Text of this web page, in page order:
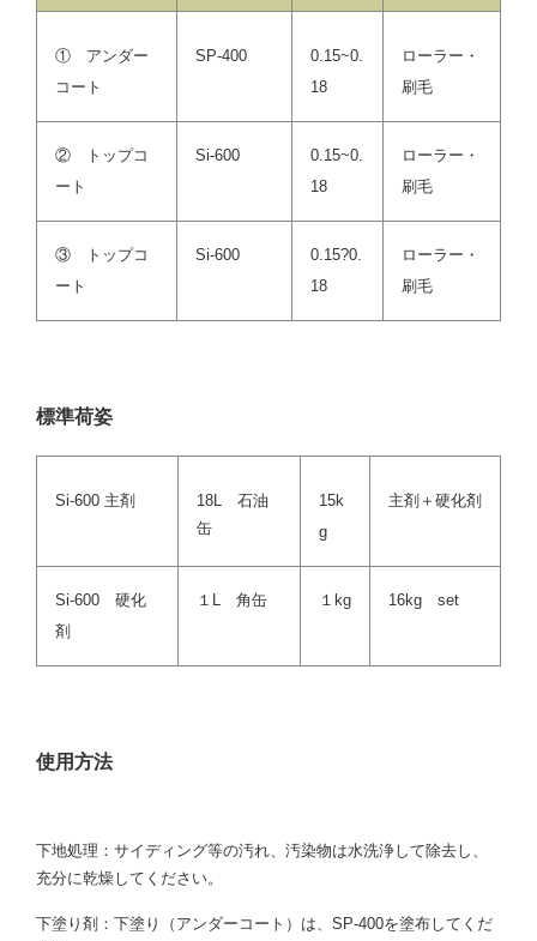
① アンダー
コート
SP-400
0.15~0.
18
ローラー・
刷毛
② トップコ
ート
Si-600
0.15~0.
18
ローラー・
刷毛
③ トップコ
ート
Si-600
0.15?0.
18
ローラー・
刷毛
標準荷姿
Si-600 主剤
18L 石油
缶
15k
g
主剤＋硬化剤
Si-600 硬化
剤
１L 角缶 １kg 16kg set
使用方法
下地処理：サイディング等の汚れ、汚染物は水洗浄して除去し、
充分に乾燥してください。
下塗り剤：下塗り（アンダーコート）は、SP-400を塗布してくだ